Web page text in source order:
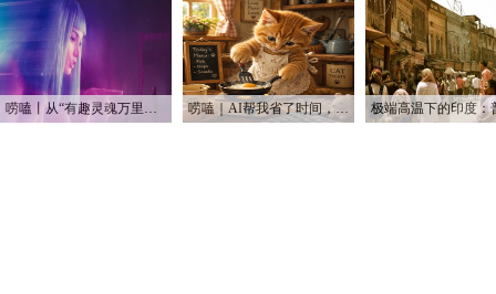
唠嗑丨从“有趣灵魂万里挑一”到“赛博恋人一键定制” 唠嗑｜AI帮我省了时间，也帮我烧光了Token